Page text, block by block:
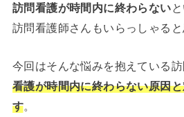
訪問看護が時間内に終わらない
訪問看護師さんもいらっしゃると
今回はそんな悩みを抱えている
看護が時間内に終わらない原因
す。